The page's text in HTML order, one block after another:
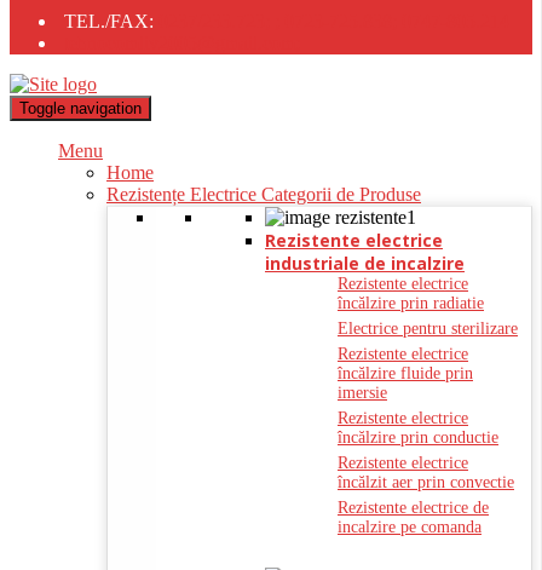
TEL./FAX:
Toggle navigation
Menu
Home
Rezistențe Electrice Categorii de Produse
Rezistente electrice
industriale de incalzire
Rezistente electrice
încălzire prin radiatie
Electrice pentru sterilizare
Rezistente electrice
încălzire fluide prin
imersie
Rezistente electrice
încălzire prin conductie
Rezistente electrice
încălzit aer prin convectie
Rezistente electrice de
incalzire pe comanda